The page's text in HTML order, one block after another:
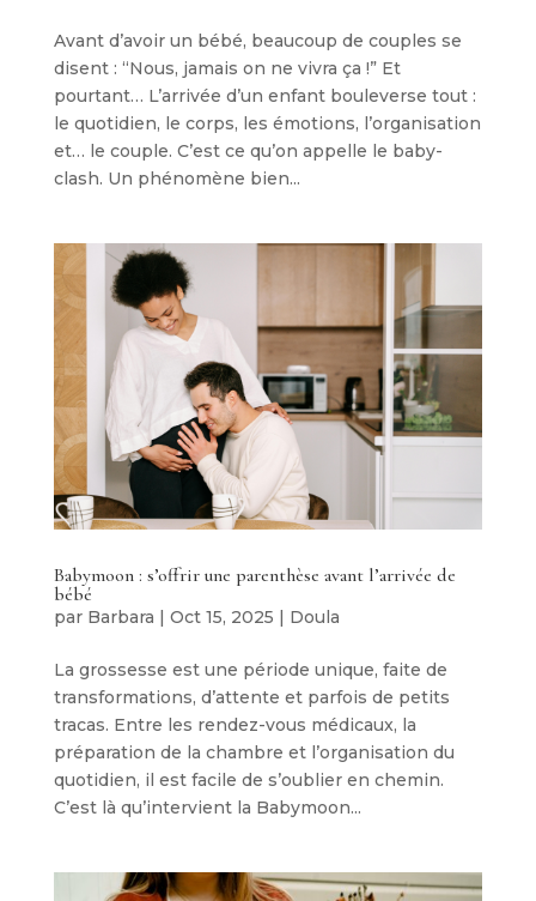
Avant d’avoir un bébé, beaucoup de couples se
disent : “Nous, jamais on ne vivra ça !” Et
pourtant… L’arrivée d’un enfant bouleverse tout :
le quotidien, le corps, les émotions, l’organisation
et… le couple. C’est ce qu’on appelle le baby-
clash. Un phénomène bien...
Babymoon : s’offrir une parenthèse avant l’arrivée de
bébé
par Barbara | Oct 15, 2025 | Doula
La grossesse est une période unique, faite de
transformations, d’attente et parfois de petits
tracas. Entre les rendez-vous médicaux, la
préparation de la chambre et l’organisation du
quotidien, il est facile de s’oublier en chemin.
C’est là qu’intervient la Babymoon...